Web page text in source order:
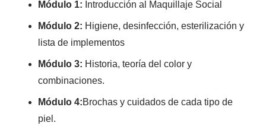
Módulo 1: Introducción al Maquillaje Social
Módulo 2: Higiene, desinfección, esterilización y
lista de implementos
Módulo 3: Historia, teoría del color y
combinaciones.
Módulo 4:Brochas y cuidados de cada tipo de
piel.